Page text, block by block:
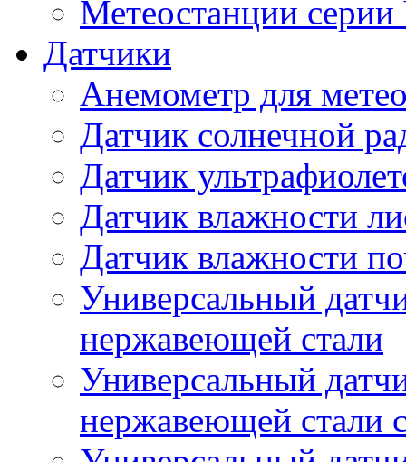
Метеостанции серии
Датчики
Анемометр для
Датчик солнечной
Датчик
Датчик влажности
Датчик влажности
Универсальный
нержавеющей стали
Универсальный
нержавеющей стали